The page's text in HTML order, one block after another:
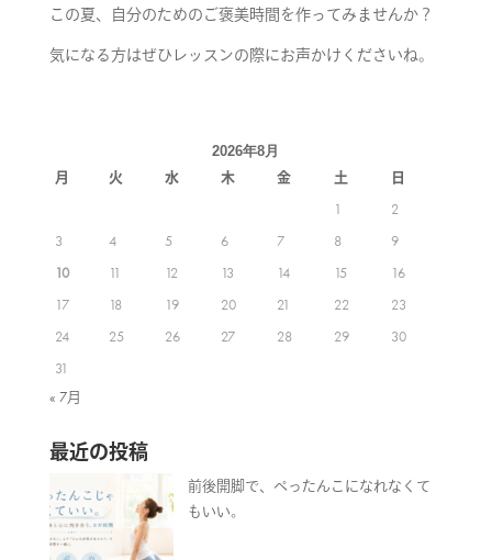
この夏、自分のためのご褒美時間を作ってみませんか？
気になる方はぜひレッスンの際にお声かけくださいね。
2026年8月
月 火 水 木 金 土
日
1
2
3
4 5 6 7 8
9
10
11 12 13 14 15
16
17
18 19 20 21 22
23
24
25 26 27 28 29
30
31
« 7月
最近の投稿
前後開脚で、ぺったんこになれなくて
もいい。